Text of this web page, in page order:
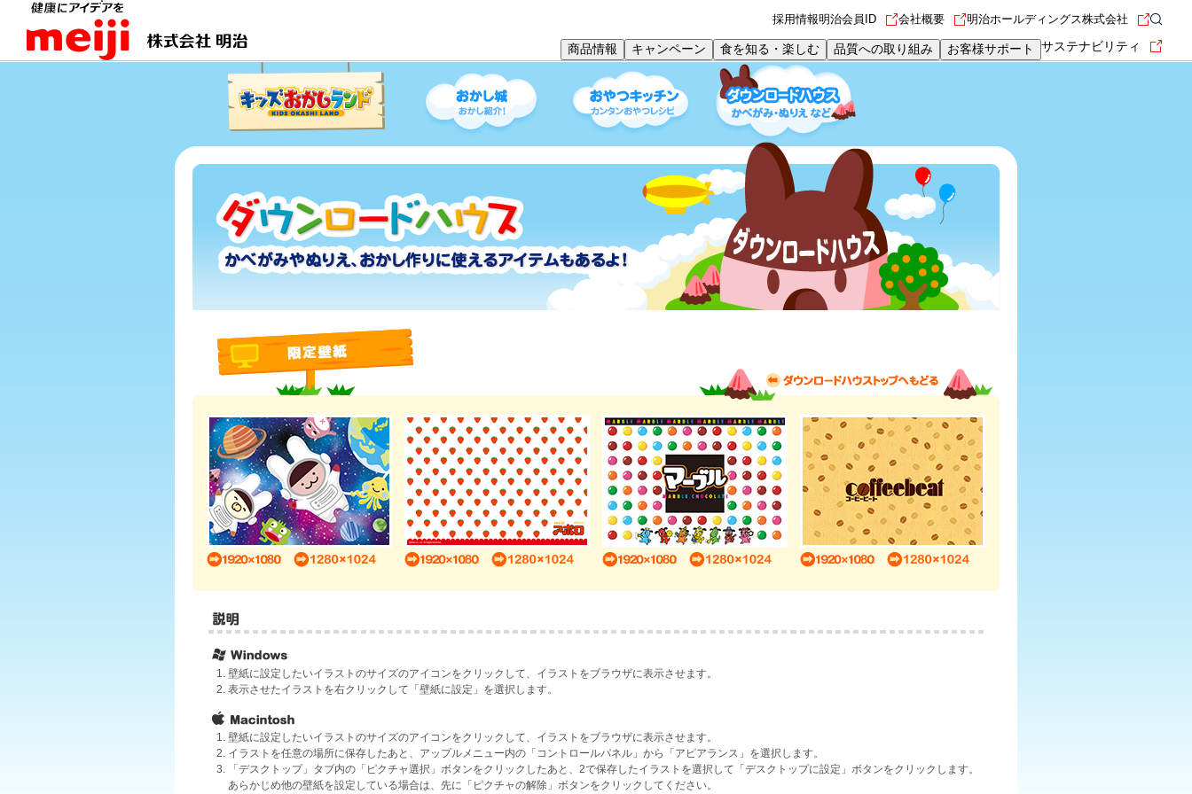
商品情報 キャンペーン 食を知る・楽しむ 品質への取り組み お客様サポート サステナビリティ
採用情報明治会員ID 会社概要 明治ホールディングス株式会社
壁紙に設定したいイラストのサイズのアイコンをクリックして、イラストをブラウザに表示させます。
表示させたイラストを右クリックして「壁紙に設定」を選択します。
壁紙に設定したいイラストのサイズのアイコンをクリックして、イラストをブラウザに表示させます。
イラストを任意の場所に保存したあと、アップルメニュー内の「コントロールパネル」から「アピアランス」を選択します。
「デスクトップ」タブ内の「ピクチャ選択」ボタンをクリックしたあと、2で保存したイラストを選択して「デスクトップに設定」ボタンをクリックします。
あらかじめ他の壁紙を設定している場合は、先に「ピクチャの解除」ボタンをクリックしてください。